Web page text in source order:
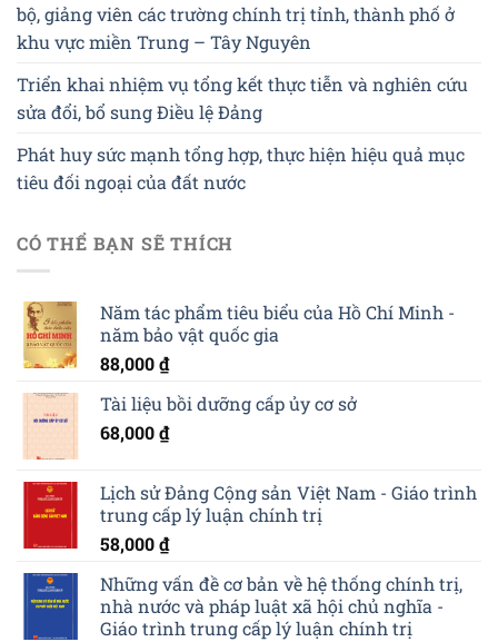
bộ, giảng viên các trường chính trị tỉnh, thành phố ở
khu vực miền Trung – Tây Nguyên
Triển khai nhiệm vụ tổng kết thực tiễn và nghiên cứu
sửa đổi, bổ sung Điều lệ Đảng
Phát huy sức mạnh tổng hợp, thực hiện hiệu quả mục
tiêu đối ngoại của đất nước
CÓ THỂ BẠN SẼ THÍCH
Năm tác phẩm tiêu biểu của Hồ Chí Minh -
năm bảo vật quốc gia
88,000₫
Tài liệu bồi dưỡng cấp ủy cơ sở
68,000₫
Lịch sử Đảng Cộng sản Việt Nam - Giáo trình
trung cấp lý luận chính trị
58,000₫
Những vấn đề cơ bản về hệ thống chính trị,
nhà nước và pháp luật xã hội chủ nghĩa -
Giáo trình trung cấp lý luận chính trị